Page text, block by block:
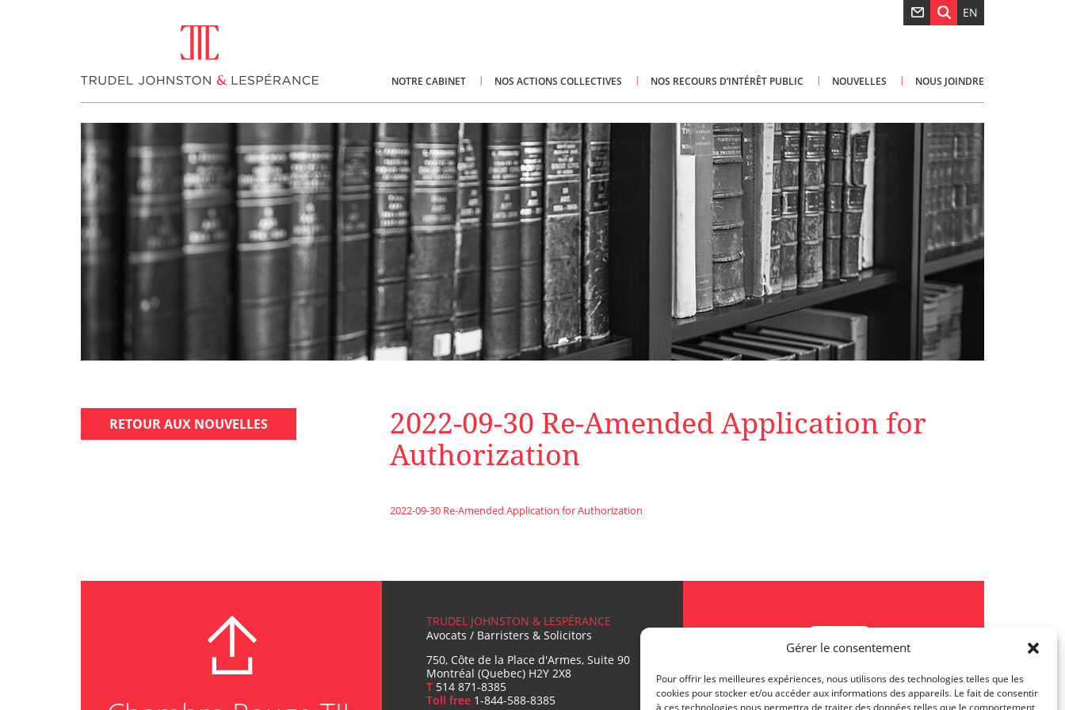
Gérer le consentement
Pour offrir les meilleures expériences, nous utilisons des technologies telles que les
cookies pour stocker et/ou accéder aux informations des appareils. Le fait de consentir
à ces technologies nous permettra de traiter des données telles que le comportement
EN
NOTRE CABINET NOS ACTIONS COLLECTIVES NOS RECOURS D’INTÉRÊT PUBLIC NOUVELLES NOUS JOINDRE
RETOUR AUX NOUVELLES
2022-09-30 Re-Amended Application for
Authorization
2022-09-30 Re-Amended Application for Authorization
TRUDEL JOHNSTON & LESPÉRANCE
Avocats / Barristers & Solicitors
750, Côte de la Place d'Armes, Suite 90
Montréal (Quebec) H2Y 2X8
T 514 871-8385
Toll free 1-844-588-8385